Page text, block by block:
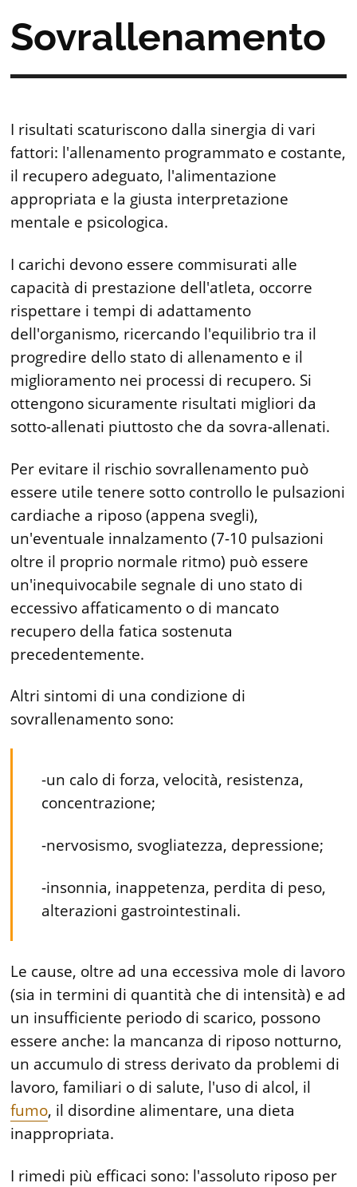
Sovrallenamento
I risultati scaturiscono dalla sinergia di vari
fattori: l'allenamento programmato e costante,
il recupero adeguato, l'alimentazione
appropriata e la giusta interpretazione
mentale e psicologica.
I carichi devono essere commisurati alle
capacità di prestazione dell'atleta, occorre
rispettare i tempi di adattamento
dell'organismo, ricercando l'equilibrio tra il
progredire dello stato di allenamento e il
miglioramento nei processi di recupero. Si
ottengono sicuramente risultati migliori da
sotto-allenati piuttosto che da sovra-allenati.
Per evitare il rischio sovrallenamento può
essere utile tenere sotto controllo le pulsazioni
cardiache a riposo (appena svegli),
un'eventuale innalzamento (7-10 pulsazioni
oltre il proprio normale ritmo) può essere
un'inequivocabile segnale di uno stato di
eccessivo affaticamento o di mancato
recupero della fatica sostenuta
precedentemente.
Altri sintomi di una condizione di
sovrallenamento sono:
-un calo di forza, velocità, resistenza,
concentrazione;
-nervosismo, svogliatezza, depressione;
-insonnia, inappetenza, perdita di peso,
alterazioni gastrointestinali.
Le cause, oltre ad una eccessiva mole di lavoro
(sia in termini di quantità che di intensità) e ad
un insufficiente periodo di scarico, possono
essere anche: la mancanza di riposo notturno,
un accumulo di stress derivato da problemi di
lavoro, familiari o di salute, l'uso di alcol, il
fumo, il disordine alimentare, una dieta
inappropriata.
I rimedi più efficaci sono: l'assoluto riposo per